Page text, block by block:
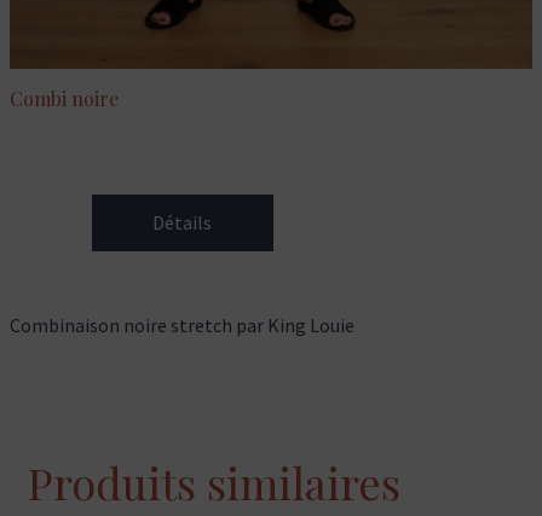
Combi noire
Détails
Combinaison noire stretch par King Louie
Produits similaires